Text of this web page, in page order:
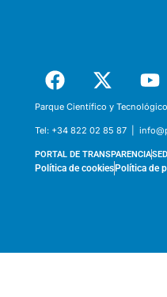
Parque Científico y
Tel: +34 822 02 85 87 |
PORTAL DE TRANSPARENCIA
Política de cookiesPolítica de